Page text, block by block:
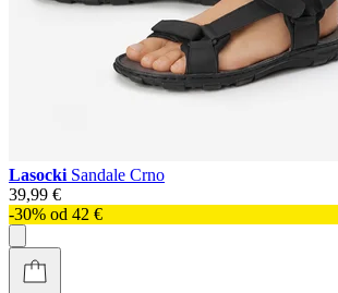
Lasocki Sandale Crno
39,99 €
-30% od 42 €